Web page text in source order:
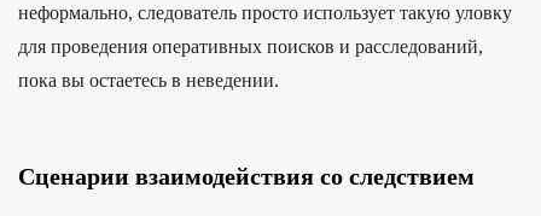
неформально, следователь просто использует такую ​​уловку
для проведения оперативных поисков и расследований,
пока вы остаетесь в неведении.
Сценарии взаимодействия со следствием